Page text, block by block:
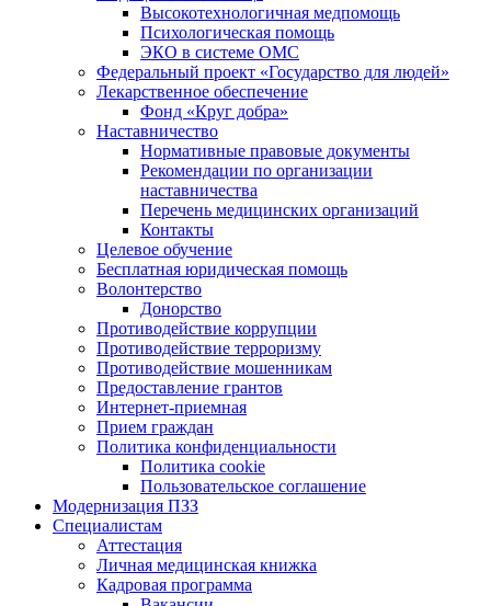
Высокотехнологичная медпомощь
Психологическая помощь
ЭКО в системе ОМС
Федеральный проект «Государство для людей»
Лекарственное обеспечение
Фонд «Круг добра»
Наставничество
Нормативные правовые документы
Рекомендации по организации
наставничества
Перечень медицинских организаций
Контакты
Целевое обучение
Бесплатная юридическая помощь
Волонтерство
Донорство
Противодействие коррупции
Противодействие терроризму
Противодействие мошенникам
Предоставление грантов
Интернет-приемная
Прием граждан
Политика конфиденциальности
Политика cookie
Пользовательское соглашение
Модернизация ПЗЗ
Специалистам
Аттестация
Личная медицинская книжка
Кадровая программа